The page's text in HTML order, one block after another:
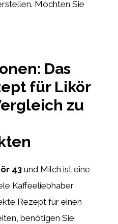
Möchten Sie
Das
für Likör
zu
43und Milch ist eine
Kaffeeliebhaber
Rezept für einen
benötigen Sie